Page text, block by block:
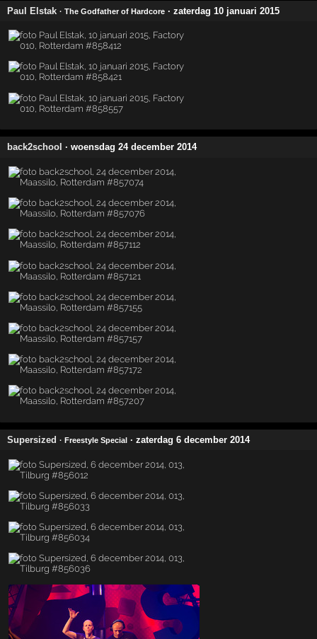
Paul Elstak · The Godfather of Hardcore · zaterdag 10 januari 2015
back2school · woensdag 24 december 2014
Supersized · Freestyle Special · zaterdag 6 december 2014